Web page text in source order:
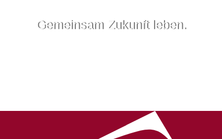
Gemeinsam Zukunft leben.